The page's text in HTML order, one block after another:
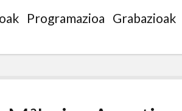
Programazioa Grabazioak